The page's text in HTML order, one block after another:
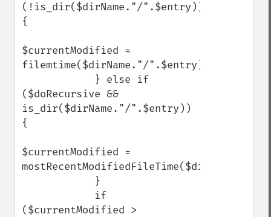
(!is_dir($dirName."/".$entry))
{
$currentModified =
filemtime($dirName."/".$entry);
($doRecursive &&
is_dir($dirName."/".$entry))
{
$currentModified =
mostRecentModifiedFileTime($dirName."/
($currentModified >